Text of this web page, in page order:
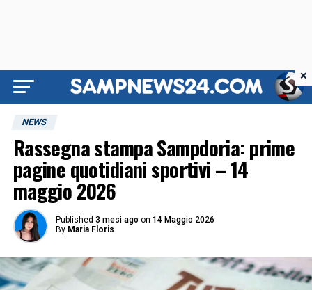
NEWS
Rassegna stampa Sampdoria: prime
pagine quotidiani sportivi – 14
maggio 2026
Published 3 mesi ago on 14 Maggio 2026
By Maria Floris
×